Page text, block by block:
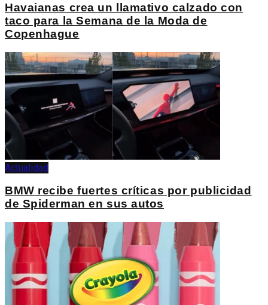
Havaianas crea un llamativo calzado con
taco para la Semana de la Moda de
Copenhague
Actualidad
BMW recibe fuertes críticas por publicidad
de Spiderman en sus autos